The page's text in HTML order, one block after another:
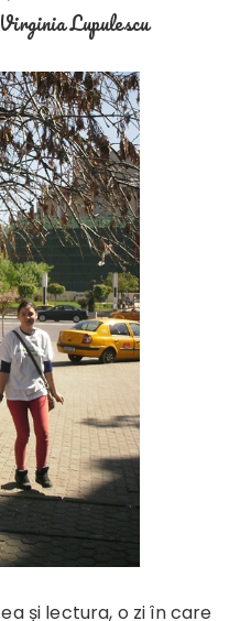
Virginia Lupulescu